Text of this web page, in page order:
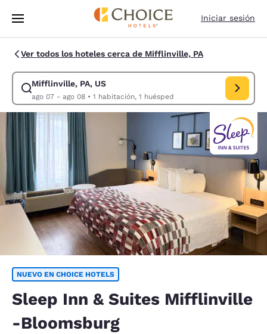
Pasar A Contenido Principal
Iniciar sesión
Ver todos los hoteles cerca de Mifflinville, PA
Mifflinville, PA, US
ago 07 - ago 08• 1 habitación, 1 huésped
Modificar la búsqueda de Mifflinville, PA, US. Fecha de check-in ago
NUEVO EN CHOICE HOTELS
Sleep Inn & Suites Mifflinville
-Bloomsburg